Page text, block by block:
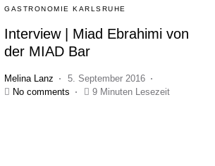
GASTRONOMIE KARLSRUHE
Interview | Miad Ebrahimi von
der MIAD Bar
Melina Lanz
5. September 2016
No comments
9 Minuten Lesezeit